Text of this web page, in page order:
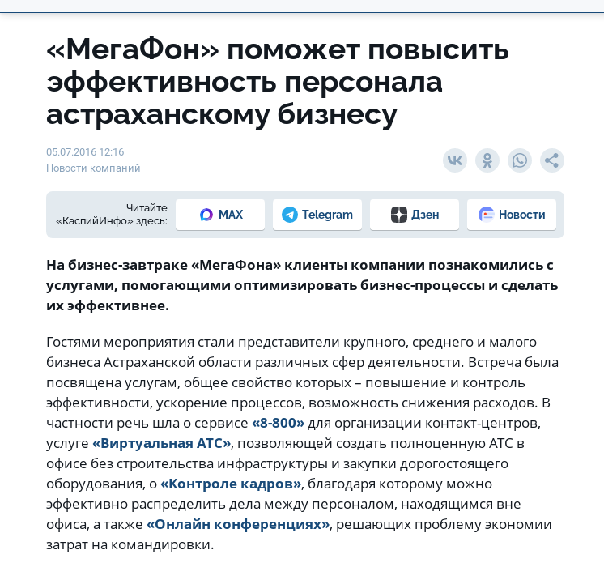
«МегаФон» поможет повысить
эффективность персонала
астраханскому бизнесу
05.07.2016 12:16
Новости компаний
Читайте
«КаспийИнфо» здесь:
MAX Telegram Дзен Новости
На бизнес-завтраке «МегаФона» клиенты компании познакомились с
услугами, помогающими оптимизировать бизнес-процессы и сделать
их эффективнее.
Гостями мероприятия стали представители крупного, среднего и малого
бизнеса Астраханской области различных сфер деятельности. Встреча была
посвящена услугам, общее свойство которых – повышение и контроль
эффективности, ускорение процессов, возможность снижения расходов. В
частности речь шла о сервисе «8-800»для организации контакт-центров,
услуге «Виртуальная АТС», позволяющей создать полноценную АТС в
офисе без строительства инфраструктуры и закупки дорогостоящего
оборудования, о «Контроле кадров», благодаря которому можно
эффективно распределить дела между персоналом, находящимся вне
офиса, а также «Онлайн конференциях», решающих проблему экономии
затрат на командировки.